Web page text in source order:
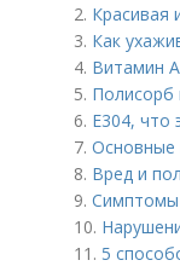
2. Красивая
3. Как
4. Витамин
5. Полисорб
6. Е304, что
7. Основные
8. Вред и
9. Симптомы
10.
11. 5